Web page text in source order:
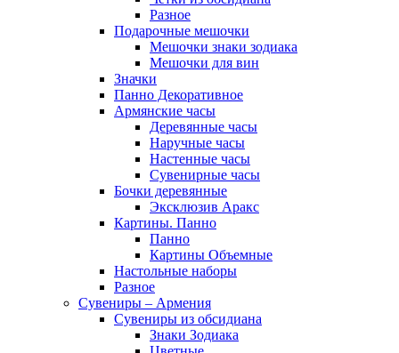
Разное
Подарочные мешочки
Мешочки знаки зодиака
Мешочки для вин
Значки
Панно Декоративное
Армянские часы
Деревянные часы
Наручные часы
Настенные часы
Сувенирные часы
Бочки деревянные
Эксклюзив Аракс
Картины. Панно
Панно
Картины Объемные
Настольные наборы
Разное
Сувениры – Армения
Сувениры из обсидиана
Знаки Зодиака